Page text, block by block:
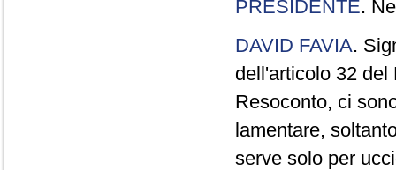
PRESIDENTE.
DAVID FAVIA.
dell'articolo 32 del
Resoconto, ci
lamentare,
serve solo per